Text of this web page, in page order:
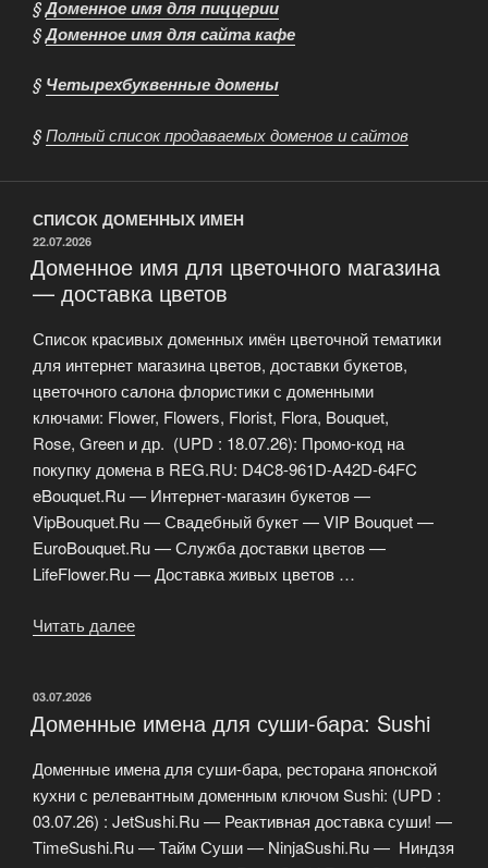
§Доменное имя для пиццерии
§Доменное имя для сайта кафе
§ Четырехбуквенные домены
§Полный список продаваемых доменов и сайтов
СПИСОК ДОМЕННЫХ ИМЕН
ОПУБЛИКОВАНО
22.07.2026
Доменное имя для цветочного магазина
— доставка цветов
Список красивых доменных имён цветочной тематики
для интернет магазина цветов, доставки букетов,
цветочного салона флористики с доменными
ключами: Flower, Flowers, Florist, Flora, Bouquet,
Rose, Green и др. (UPD : 18.07.26): Промо-код на
покупку домена в REG.RU: D4C8-961D-A42D-64FC
eBouquet.Ru — Интернет-магазин букетов —
VipBouquet.Ru — Свадебный букет — VIP Bouquet —
EuroBouquet.Ru — Служба доставки цветов —
LifeFlower.Ru — Доставка живых цветов …
Читать далее
магазина
доставка
цветов»
ОПУБЛИКОВАНО
03.07.2026
Доменные имена для суши-бара: Sushi
Доменные имена для суши-бара, ресторана японской
кухни с релевантным доменным ключом Sushi: (UPD :
03.07.26) : JetSushi.Ru — Реактивная доставка суши! —
TimeSushi.Ru — Тайм Суши — NinjaSushi.Ru — Ниндзя